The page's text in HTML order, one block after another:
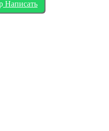
Написать